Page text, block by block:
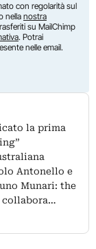
con regolarità sul
nella nostra
su MailChimp
. Potrai
nelle email.
la prima
Antonello e
Munari: the
collabora…